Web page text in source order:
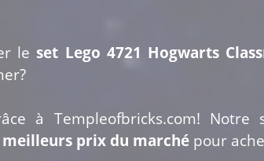
le set Lego 4721 Hogwarts
à Templeofbricks.com!
meilleurs prix du marché pour